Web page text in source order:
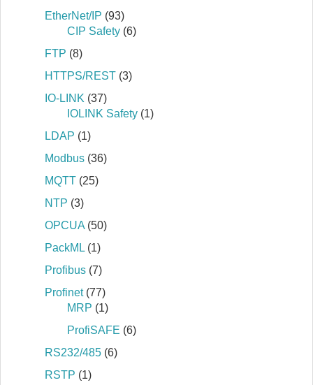
EtherNet/IP (93)
CIP Safety (6)
FTP (8)
HTTPS/REST (3)
IO-LINK (37)
IOLINK Safety (1)
LDAP (1)
Modbus (36)
MQTT (25)
NTP (3)
OPCUA (50)
PackML (1)
Profibus (7)
Profinet(77)
MRP (1)
ProfiSAFE (6)
RS232/485 (6)
RSTP (1)